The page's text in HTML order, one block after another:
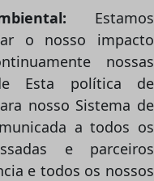
Estamos
o nosso impacto
nossas
Esta política de
nosso Sistema de
a todos os
e parceiros
e todos os nossos